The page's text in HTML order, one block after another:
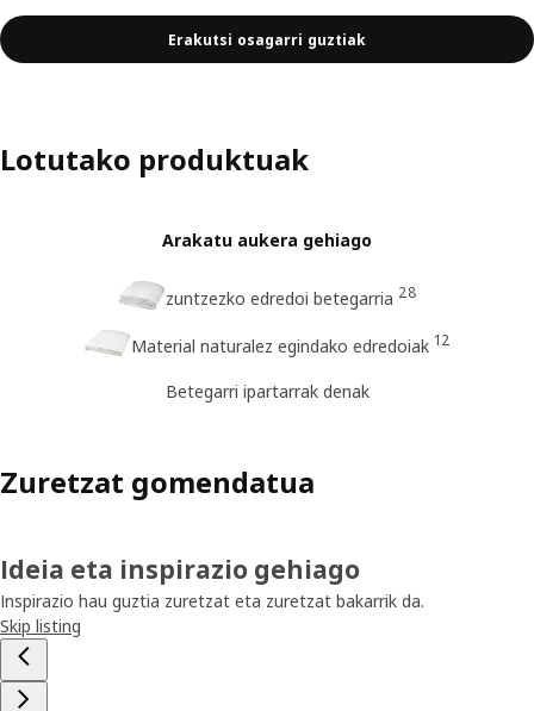
Erakutsi osagarri guztiak
Lotutako produktuak
Arakatu aukera gehiago
zuntzezko edredoi betegarria 28
Material naturalez egindako edredoiak 12
Betegarri ipartarrak denak
Zuretzat gomendatua
Ideia eta inspirazio gehiago
Inspirazio hau guztia zuretzat eta zuretzat bakarrik da.
Skip listing